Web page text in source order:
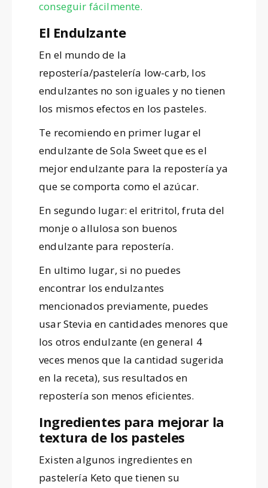
conseguir fácilmente.
El Endulzante
En el mundo de la
repostería/pastelería low-carb, los
endulzantes no son iguales y no tienen
los mismos efectos en los pasteles.
Te recomiendo en primer lugar el
endulzante de Sola Sweet que es el
mejor endulzante para la repostería ya
que se comporta como el azúcar.
En segundo lugar: el eritritol, fruta del
monje o allulosa son buenos
endulzante para repostería.
En ultimo lugar, si no puedes
encontrar los endulzantes
mencionados previamente, puedes
usar Stevia en cantidades menores que
los otros endulzante (en general 4
veces menos que la cantidad sugerida
en la receta), sus resultados en
repostería son menos eficientes.
Ingredientes para mejorar la
textura de los pasteles
Existen algunos ingredientes en
pastelería Keto que tienen su